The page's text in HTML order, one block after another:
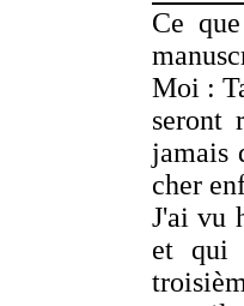
Ce
Moi :
seront
jamais
cher
J'ai vu
et qui